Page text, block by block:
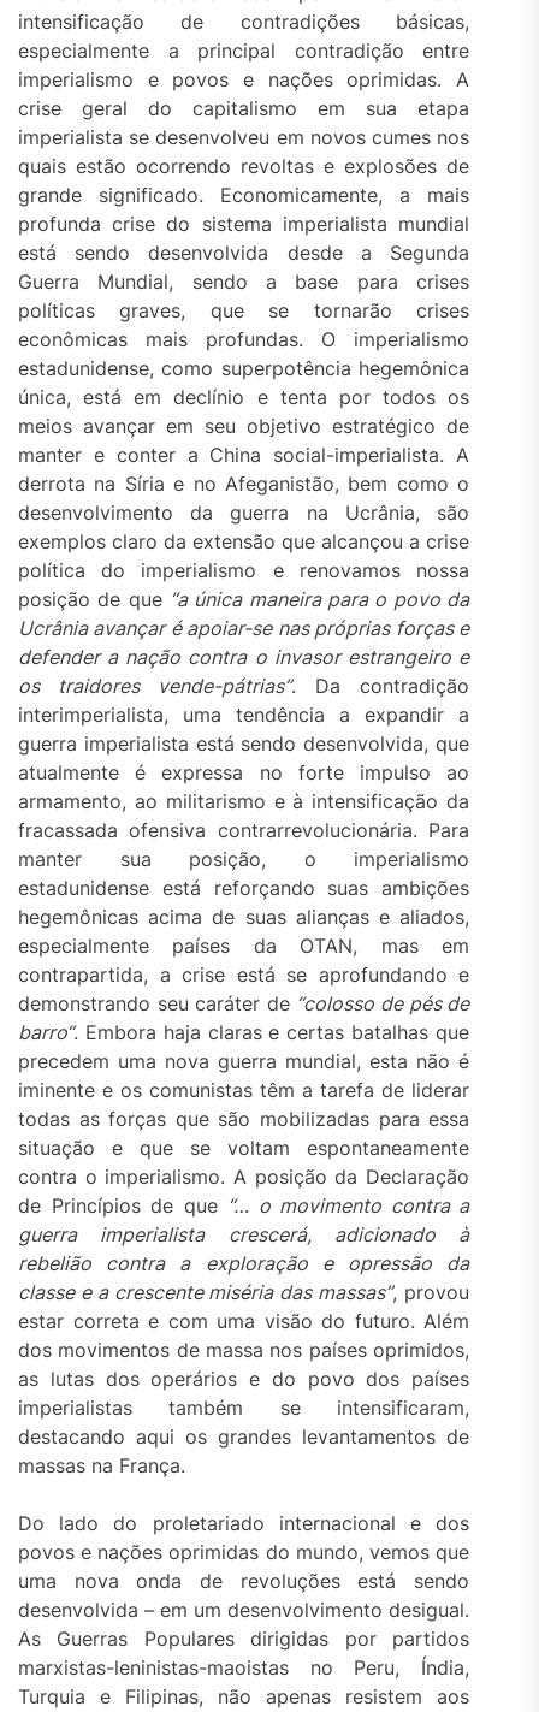
intensificação de contradições básicas,
especialmente a principal contradição entre
imperialismo e povos e nações oprimidas. A
crise geral do capitalismo em sua etapa
imperialista se desenvolveu em novos cumes nos
quais estão ocorrendo revoltas e explosões de
grande significado. Economicamente, a mais
profunda crise do sistema imperialista mundial
está sendo desenvolvida desde a Segunda
Guerra Mundial, sendo a base para crises
políticas graves, que se tornarão crises
econômicas mais profundas. O imperialismo
estadunidense, como superpotência hegemônica
única, está em declínio e tenta por todos os
meios avançar em seu objetivo estratégico de
manter e conter a China social-imperialista. A
derrota na Síria e no Afeganistão, bem como o
desenvolvimento da guerra na Ucrânia, são
exemplos claro da extensão que alcançou a crise
política do imperialismo e renovamos nossa
posição de que “a única maneira para o povo da
Ucrânia avançar é apoiar-se nas próprias forças e
defendera nação contra o invasor estrangeiro e
os traidores vende-pátrias”. Da contradição
interimperialista, uma tendência a expandir a
guerra imperialista está sendo desenvolvida, que
atualmente é expressa no forte impulso ao
armamento, ao militarismo e à intensificação da
fracassada ofensiva contrarrevolucionária. Para
manter sua posição, o imperialismo
estadunidense está reforçando suas ambições
hegemônicas acima de suas alianças e aliados,
especialmente países da OTAN, mas em
contrapartida, a crise está se aprofundando e
demonstrando seu caráter de “colosso de pés de
barro“. Embora haja claras e certas batalhas que
precedem uma nova guerra mundial, esta não é
iminente e os comunistas têm a tarefa de liderar
todas as forças que são mobilizadas para essa
situação e que se voltam espontaneamente
contra o imperialismo. A posição da Declaração
de Princípios de que “… o movimento contra a
guerra imperialista crescerá, adicionado à
rebelião contra a exploração e opressão da
classe e a crescente miséria das massas”, provou
estar correta e com uma visão do futuro. Além
dos movimentos de massa nos países oprimidos,
as lutas dos operários e do povo dos países
imperialistas também se intensificaram,
destacando aqui os grandes levantamentos de
massas na França.
Do lado do proletariado internacional e dos
povos e nações oprimidas do mundo, vemos que
uma nova onda de revoluções está sendo
desenvolvida – em um desenvolvimento desigual.
As Guerras Populares dirigidas por partidos
marxistas-leninistas-maoistas no Peru, Índia,
Turquia e Filipinas, não apenas resistem aos